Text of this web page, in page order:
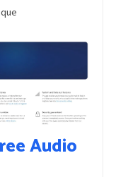
Audio